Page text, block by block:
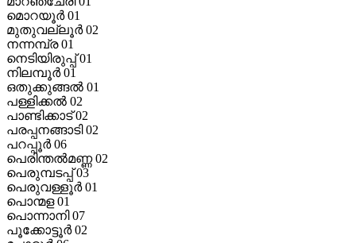
മൊറയൂര്‍ 01
മുതുവല്ലൂര്‍ 02
നന്നമ്പ്ര 01
നെടിയിരുപ്പ് 01
നിലമ്പൂര്‍ 01
ഒതുക്കുങ്ങല്‍ 01
പള്ളിക്കല്‍ 02
പാണ്ടിക്കാട് 02
പരപ്പനങ്ങാടി 02
പറപ്പൂര്‍ 06
പെരിന്തല്‍മണ്ണ 02
പെരുമ്പടപ്പ് 03
പെരുവള്ളൂര്‍ 01
പൊന്മള 01
പൊന്നാനി 07
പൂക്കോട്ടൂര്‍ 02